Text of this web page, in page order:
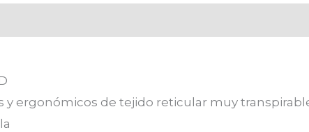
y ergonómicos de tejido reticular muy